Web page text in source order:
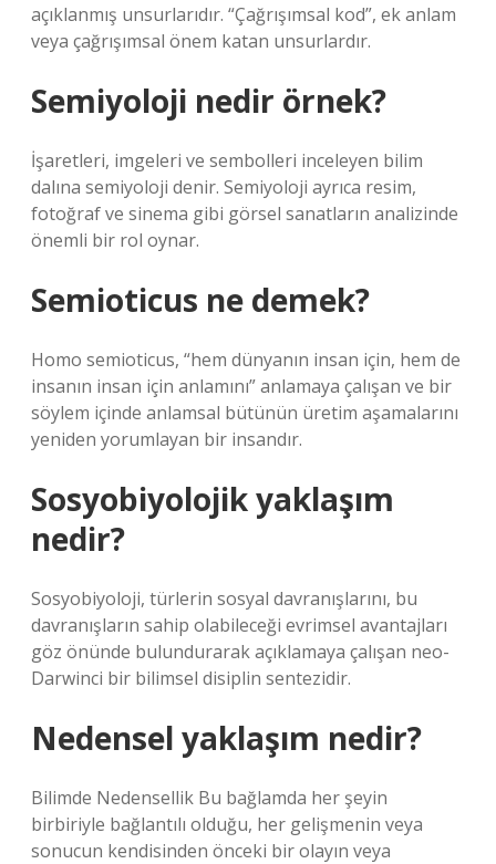
açıklanmış unsurlarıdır. “Çağrışımsal kod”, ek anlam
veya çağrışımsal önem katan unsurlardır.
Semiyoloji nedir örnek?
İşaretleri, imgeleri ve sembolleri inceleyen bilim
dalına semiyoloji denir. Semiyoloji ayrıca resim,
fotoğraf ve sinema gibi görsel sanatların analizinde
önemli bir rol oynar.
Semioticus ne demek?
Homo semioticus, “hem dünyanın insan için, hem de
insanın insan için anlamını” anlamaya çalışan ve bir
söylem içinde anlamsal bütünün üretim aşamalarını
yeniden yorumlayan bir insandır.
Sosyobiyolojik yaklaşım
nedir?
Sosyobiyoloji, türlerin sosyal davranışlarını, bu
davranışların sahip olabileceği evrimsel avantajları
göz önünde bulundurarak açıklamaya çalışan neo-
Darwinci bir bilimsel disiplin sentezidir.
Nedensel yaklaşım nedir?
Bilimde Nedensellik Bu bağlamda her şeyin
birbiriyle bağlantılı olduğu, her gelişmenin veya
sonucun kendisinden önceki bir olayın veya